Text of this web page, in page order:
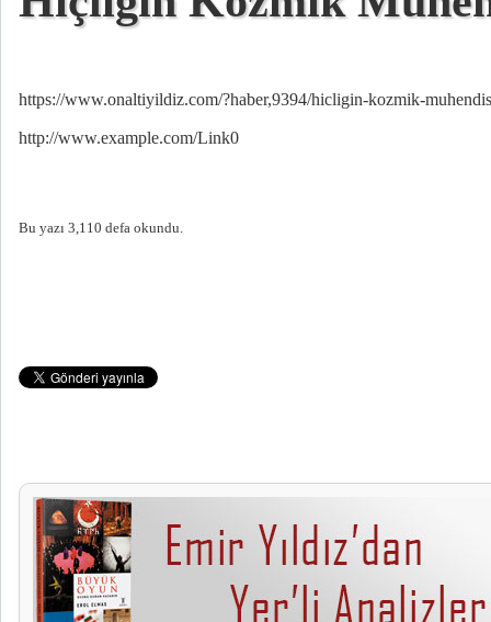
https://www.onaltiyildiz.com/?haber,9394/hicligin-kozmik-
http://www.example.com/Link0
Bu yazı 3,110 defa okundu.